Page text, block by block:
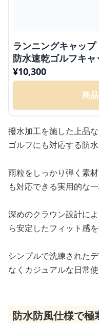
ランニングキャッ
防水速乾ゴルフキャ
¥10,300
商
撥水加工を施した上品
ゴルフにも対応する防水
雨粒をしっかり弾く素
も対応できる実用的な一
深めのクラウン設計に
ら安定したフィット感を
シンプルで洗練された
なくカジュアルな日常使
防水防風仕様で極